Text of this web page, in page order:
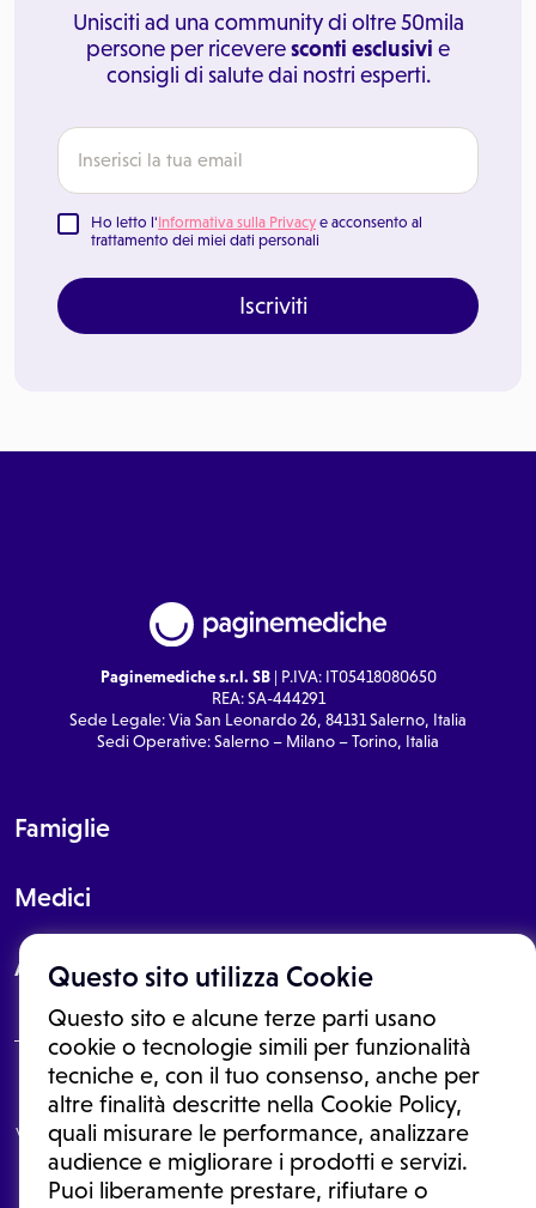
Questo sito utilizza Cookie
Questo sito e alcune terze parti usano
cookie o tecnologie simili per funzionalità
tecniche e, con il tuo consenso, anche per
altre finalità descritte nella Cookie Policy,
quali misurare le performance, analizzare
audience e migliorare i prodotti e servizi.
Puoi liberamente prestare, rifiutare o
Unisciti ad una community di oltre 50mila
persone per riceveresconti esclusivi e
consigli di salute dai nostri esperti.
Ho letto l'Informativa sulla Privacy e acconsento al
trattamento dei miei dati personali
Iscriviti
Paginemediche s.r.l. SB| P.IVA: IT05418080650
REA: SA-444291
Sede Legale: Via San Leonardo 26, 84131 Salerno, Italia
Sedi Operative: Salerno – Milano – Torino, Italia
Famiglie
Medici
About
Le informazioni proposte in questo sito non sono un consulto medico.
In nessun caso, queste informazioni sostituiscono un consulto, una
visita o una diagnosi formulata dal medico. Non si devono considerare
le informazioni disponibili come suggerimenti per la formulazione di
una diagnosi, la determinazione di un trattamento o l'assunzione o
sospensione di un farmaco senza prima consultare un medico di